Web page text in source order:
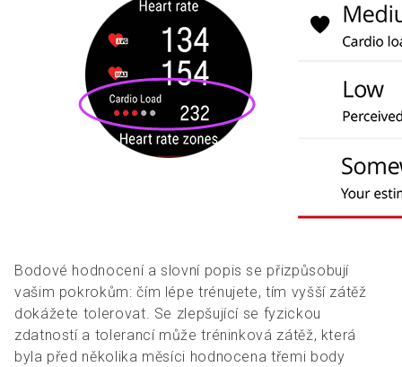
Bodové hodnocení a slovní popis se přizpůsobují
vašim pokrokům: čím lépe trénujete, tím vyšší zátěž
dokážete tolerovat. Se zlepšující se fyzickou
zdatností a tolerancí může tréninková zátěž, která
byla před několika měsíci hodnocena třemi body